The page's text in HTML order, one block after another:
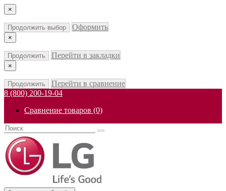
×
Продолжить выбор Оформить
×
Продолжить Перейти в закладки
×
Продолжить
Перейти в сравнение
8 (800) 200-19-04
Сравнение товаров (0)